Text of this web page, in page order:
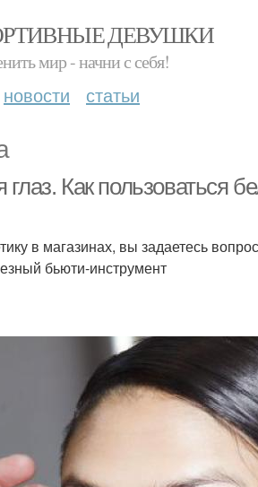
ДЕВУШКИ
мир - начни с себя!
новости статьи
Как пользоваться
в магазинах, вы задаетесь
бьюти-инструмент